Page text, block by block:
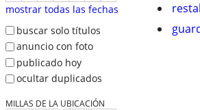
mostrar todas las fechas
buscar solo títulos
anuncio con foto
publicado hoy
ocultar duplicados
MILLAS DE LA UBICACIÓN